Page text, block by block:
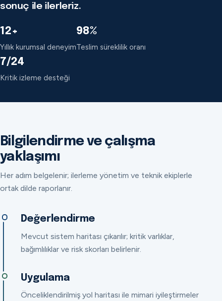
sonuç ile ilerleriz.
12+
Yıllık kurumsal deneyim
98%
Teslim süreklilik oranı
7/24
Kritik izleme desteği
Bilgilendirme ve çalışma
yaklaşımı
Her adım belgelenir; ilerleme yönetim ve teknik ekiplerle
ortak dilde raporlanır.
Değerlendirme
Mevcut sistem haritası çıkarılır; kritik varlıklar,
bağımlılıklar ve risk skorları belirlenir.
Uygulama
Önceliklendirilmiş yol haritası ile mimari iyileştirmeler